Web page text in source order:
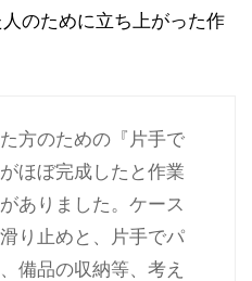
のために立ち上がった作
方のための『片手で
ほぼ完成したと作業
ありました。ケース
り止めと、片手でパ
備品の収納等、考え